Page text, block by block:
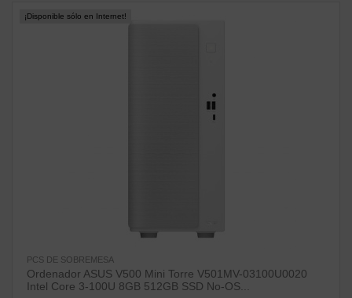
¡Disponible sólo en Internet!
PCS DE SOBREMESA
Ordenador ASUS V500 Mini Torre V501MV-03100U0020
Intel Core 3-100U 8GB 512GB SSD No-OS...